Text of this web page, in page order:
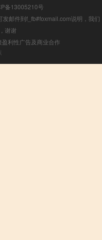
备13005210号
邮件到f_fb#foxmail.com说明，我们
谢谢
利性广告及商业合作